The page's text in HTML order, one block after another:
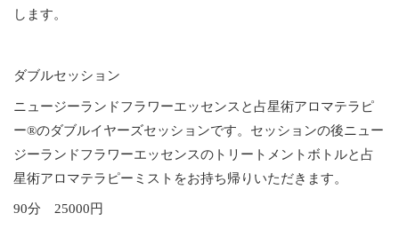
します。
ダブルセッション
ニュージーランドフラワーエッセンスと占星術アロマテラピ
ー®のダブルイヤーズセッションです。セッションの後ニュー
ジーランドフラワーエッセンスのトリートメントボトルと占
星術アロマテラピーミストをお持ち帰りいただきます。
90分 25000円